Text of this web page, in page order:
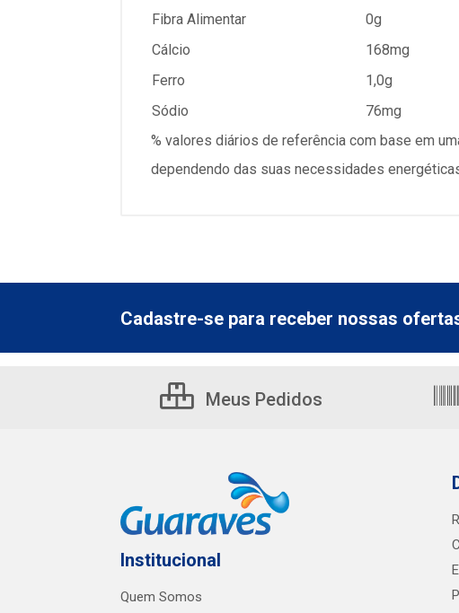
Fibra Alimentar
0g
Cálcio
168mg
Ferro
1,0g
Sódio
76mg
% valores diários de referência com base em
dependendo das suas necessidades
Cadastre-se para receber nossas
Meus Pedidos
Institucional
Quem Somos